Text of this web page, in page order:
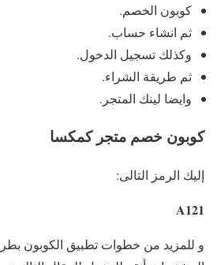
كوبون الخصم.
ثم انشاء حساب.
وكذلك تسجيل الدخول.
ثم طريقة الشراء.
وايضا لينك المتجر.
كوبون خصم متجر كمكسا
إليك الرمز التالى:
A121
و للمزيد من خطوات تطبيق الكوبون